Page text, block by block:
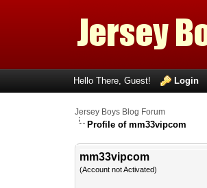
Hello There, Guest! Login
Jersey Boys Blog Forum
Profile of mm33vipcom
mm33vipcom
(Account not Activated)